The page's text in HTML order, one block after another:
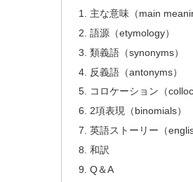
主な意味（main
語源（etymology）
類義語（synonyms）
反義語（antonyms）
コロケーション（
2項表現（binomials）
英語ストーリー（
和訳
Q＆A